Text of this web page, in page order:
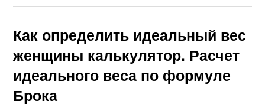
Как определить идеальный вес
женщины калькулятор. Расчет
идеального веса по формуле
Брока